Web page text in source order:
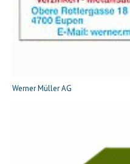
Werner Müller AG